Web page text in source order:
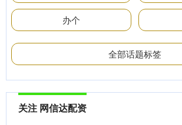
办个
全部话题标签
关注 网信达配资